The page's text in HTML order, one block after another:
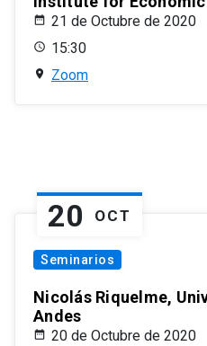
21 de Octubre de 2020
15:30
Zoom
20 OCT
Seminarios
Nicolás Riquelme,
Andes
20 de Octubre de 2020